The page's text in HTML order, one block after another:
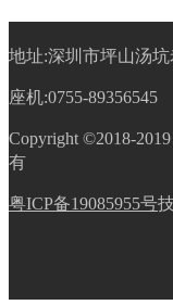
地址:深圳市坪山汤
座机:0755-89356545
Copyright ©2018-
有
粤ICP备19085955号